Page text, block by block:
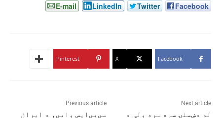
Facebook
Twitter
LinkedIn
E-mail
Facebook
X
Pinterest
Previous article
سي‌بي‌ایس وايي، د ایران
Next article
له دښمنۍ سره سره ولې د